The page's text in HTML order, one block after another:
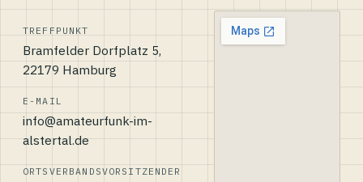
TREFFPUNKT
Bramfelder Dorfplatz 5,
22179 Hamburg
E-MAIL
info@amateurfunk-im-
alstertal.de
ORTSVERBANDSVORSITZENDER